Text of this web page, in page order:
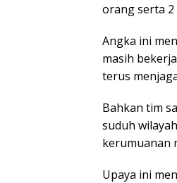
orang serta
Angka ini
masih
terus
Bahkan tim
suduh
kerumuanan
Upaya ini